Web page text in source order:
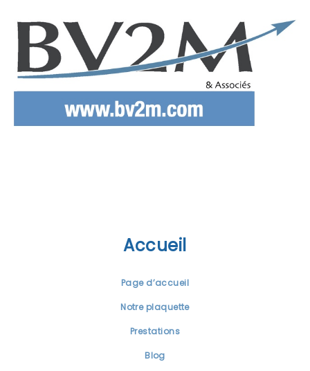
Accueil
Page d’accueil
Notre plaquette
Prestations
Blog